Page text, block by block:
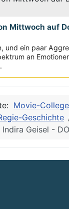
Mittwoch auf
und ein paar
an
Movie-College
Geschichte
Indira Geisel -